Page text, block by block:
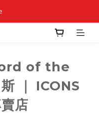
of the
｜ ICONS
店